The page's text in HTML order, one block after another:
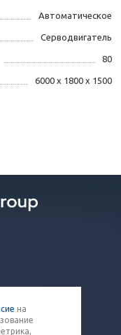
Автоматическое
Серводвигатель
80
6000 х 1800 х 1500
на